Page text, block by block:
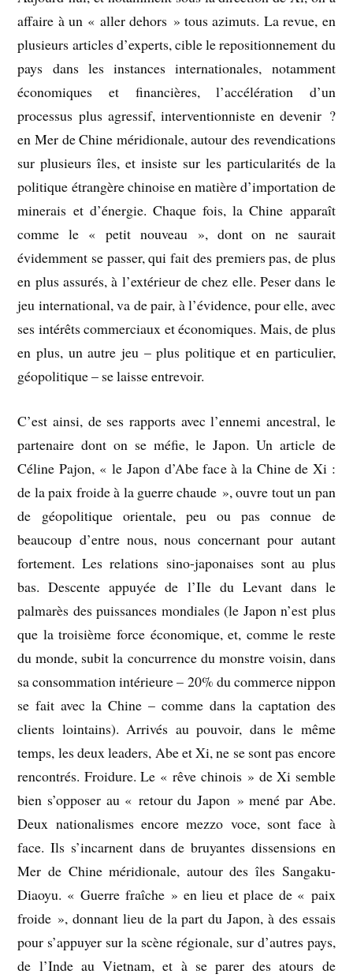
affaire à un « aller dehors » tous azimuts. La revue, en
plusieurs articles d’experts, cible le repositionnement du
pays dans les instances internationales, notamment
économiques et financières, l’accélération d’un
processus plus agressif, interventionniste en devenir ?
en Mer de Chine méridionale, autour des revendications
sur plusieurs îles, et insiste sur les particularités de la
politique étrangère chinoise en matière d’importation de
minerais et d’énergie. Chaque fois, la Chine apparaît
comme le « petit nouveau », dont on ne saurait
évidemment se passer, qui fait des premiers pas, de plus
en plus assurés, à l’extérieur de chez elle. Peser dans le
jeu international, va de pair, à l’évidence, pour elle, avec
ses intérêts commerciaux et économiques. Mais, de plus
en plus, un autre jeu – plus politique et en particulier,
géopolitique – se laisse entrevoir.
C’est ainsi, de ses rapports avec l’ennemi ancestral, le
partenaire dont on se méfie, le Japon. Un article de
Céline Pajon, « le Japon d’Abe face à la Chine de Xi :
de la paix froide à la guerre chaude », ouvre tout un pan
de géopolitique orientale, peu ou pas connue de
beaucoup d’entre nous, nous concernant pour autant
fortement. Les relations sino-japonaises sont au plus
bas. Descente appuyée de l’Ile du Levant dans le
palmarès des puissances mondiales (le Japon n’est plus
que la troisième force économique, et, comme le reste
du monde, subit la concurrence du monstre voisin, dans
sa consommation intérieure – 20% du commerce nippon
se fait avec la Chine – comme dans la captation des
clients lointains). Arrivés au pouvoir, dans le même
temps, les deux leaders, Abe et Xi, ne se sont pas encore
rencontrés. Froidure. Le « rêve chinois » de Xi semble
bien s’opposer au « retour du Japon » mené par Abe.
Deux nationalismes encore mezzo voce, sont face à
face. Ils s’incarnent dans de bruyantes dissensions en
Mer de Chine méridionale, autour des îles Sangaku-
Diaoyu. « Guerre fraîche » en lieu et place de « paix
froide », donnant lieu de la part du Japon, à des essais
pour s’appuyer sur la scène régionale, sur d’autres pays,
de l’Inde au Vietnam, et à se parer des atours de